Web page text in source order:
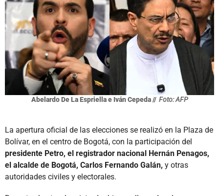
Abelardo De La Espriella e Iván Cepeda // Foto: AFP
La apertura oficial de las elecciones se realizó en la Plaza de
Bolívar, en el centro de Bogotá, con la participación del
presidente Petro, el registrador nacional Hernán Penagos,
el alcalde de Bogotá, Carlos Fernando Galán, y otras
autoridades civiles y electorales.